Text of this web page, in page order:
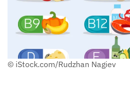
© iStock.com/Rudzhan Nagiev